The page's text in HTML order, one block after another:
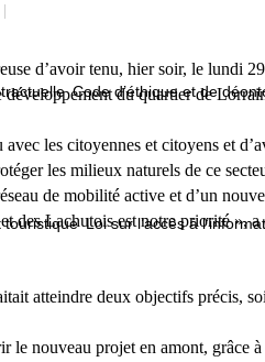
Code d’éthique et de
touristique Loi sur l’accès à
d’avoir tenu, hier soir, le lundi
du quartier de
les citoyennes et citoyens et
les milieux naturels de ce
de mobilité active et d’un
des Lachutois est notre priorité »,
atteindre deux objectifs précis,
nouveau projet en amont, grâce à